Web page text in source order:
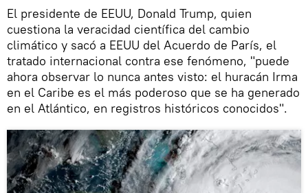
El presidente de EEUU, Donald Trump, quien
cuestiona la veracidad científica del cambio
climático y sacó a EEUU del Acuerdo de París, el
tratado internacional contra ese fenómeno, "puede
ahora observar lo nunca antes visto: el huracán Irma
en el Caribe es el más poderoso que se ha generado
en el Atlántico, en registros históricos conocidos".